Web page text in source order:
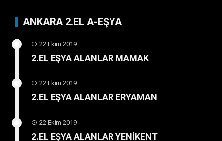
ANKARA 2.EL A-EŞYA
22 Ekim 2019
2.EL EŞYA ALANLAR MAMAK
22 Ekim 2019
2.EL EŞYA ALANLAR ERYAMAN
22 Ekim 2019
2.EL EŞYA ALANLAR YENİKENT